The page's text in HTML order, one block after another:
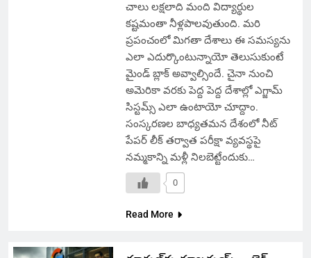
చాలు లక్షలాది మంది విద్యార్థుల
కష్టమంతా నీళ్లపాలవుతుంది. మరి
ప్రపంచంలో మిగతా దేశాలు ఈ సమస్యను
ఎలా ఎదుర్కొంటున్నాయో తెలుసుకుంటే
మైండ్ బ్లాక్ అవ్వాల్సిందే. చైనా నుంచి
అమెరికా వరకు పెద్ద పెద్ద దేశాల్లో ఎగ్జామ్
సిస్టమ్స్ ఎలా ఉంటాయో చూద్దాం.
సంస్కరణల బాధ్యతమన దేశంలో నీట్
పేపర్ లీక్ తర్వాత పరీక్షా వ్యవస్థపై
నమ్మకాన్ని మళ్లీ నిలబెట్టేందుకు…
0
Read More